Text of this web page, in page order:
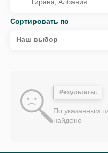
Сортировать по
Наш выбор
Результаты:
По указанным
найдено